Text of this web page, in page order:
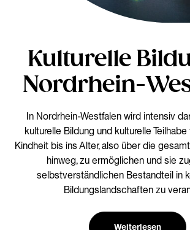
Kulturelle
Nordrhein-
In Nordrhein-Westfalen wird intensiv
kulturelle Bildung und kulturelle
Kindheit bis ins Alter, also über die
hinweg, zu ermöglichen und sie
selbstverständlichen Bestandteil in
Bildungslandschaften zu
Weiterlesen